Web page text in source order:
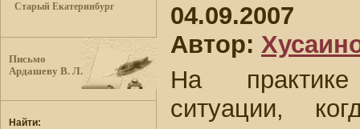
Старый Екатеринбург
Письмо
Ардашеву В. Л.
Найти:
04.09.2007
Автор:
На
ситуации,